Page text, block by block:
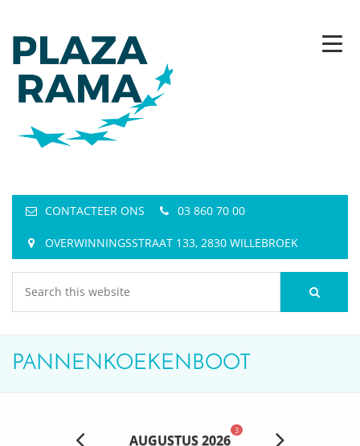
CONTACTEER ONS 03 860 70 00
OVERWINNINGSSTRAAT 133, 2830 WILLEBROEK
PANNENKOEKENBOOT
AUGUSTUS 2026
3